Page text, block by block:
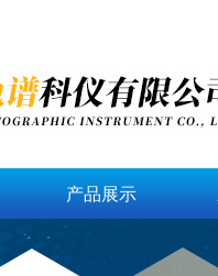
产品展示